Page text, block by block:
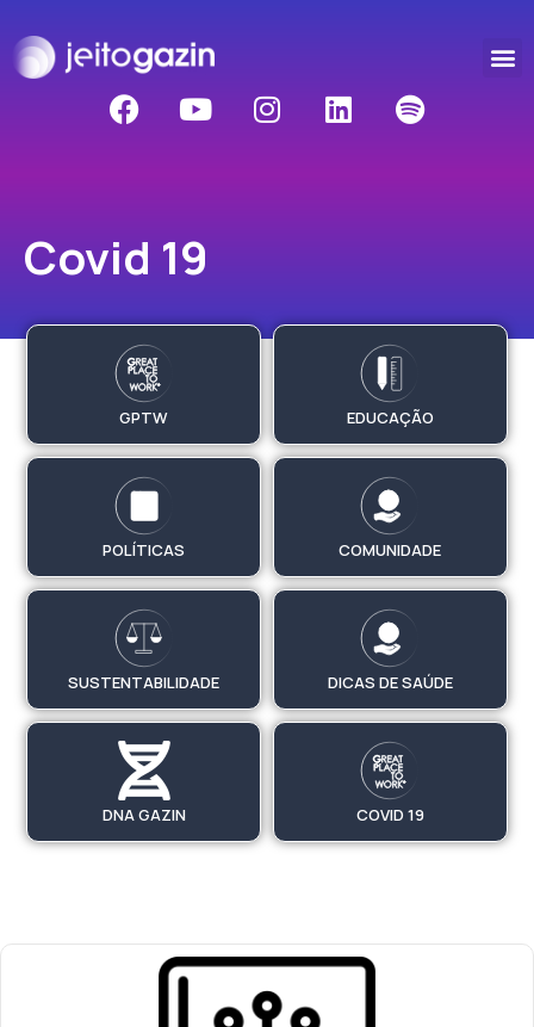
Covid 19
GPTW EDUCAÇÃO
POLÍTICAS COMUNIDADE
SUSTENTABILIDADE DICAS DE SAÚDE
DNA GAZIN COVID 19